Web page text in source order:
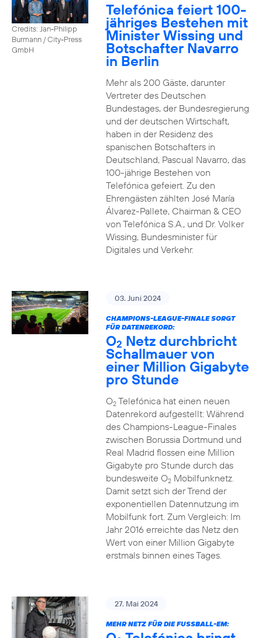
Credits: Jan-Philipp
Burmann / City-Press
GmbH
Telefónica feiert 100-
jähriges Bestehen mit
Minister Wissing und
Botschafter Navarro
in Berlin
Mehr als 200 Gäste, darunter
Vertreter des Deutschen
Bundestages, der Bundesregierung
und der deutschen Wirtschaft,
haben in der Residenz des
spanischen Botschafters in
Deutschland, Pascual Navarro, das
100-jährige Bestehen von
Telefónica gefeiert. Zu den
Ehrengästen zählten José María
Álvarez-Pallete, Chairman & CEO
von Telefónica S.A., und Dr. Volker
Wissing, Bundesminister für
Digitales und Verkehr.
03. Juni 2024
CHAMPIONS-LEAGUE-FINALE SORGT
FÜR DATENREKORD:
O2 Netz durchbricht
Schallmauer von
einer Million Gigabyte
pro Stunde
O2Telefónica hat einen neuen
Datenrekord aufgestellt: Während
des Champions-League-Finales
zwischen Borussia Dortmund und
Real Madrid flossen eine Million
Gigabyte pro Stunde durch das
bundesweite O2Mobilfunknetz.
Damit setzt sich der Trend der
exponentiellen Datennutzung im
Mobilfunk fort. Zum Vergleich: Im
Jahr 2016 erreichte das Netz den
Wert von einer Million Gigabyte
erstmals binnen eines Tages.
27. Mai 2024
MEHR NETZ FÜR DIE FUSSBALL-EM: